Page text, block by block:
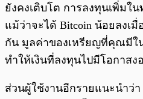
ยังคงเติบโต การลงทุนเพิ่มใ
แม้ว่าจะได้ Bitcoin น้อยลงเ
กัน มูลค่าของเหรียญที่คุณมีใ
ทำให้เงินที่ลงทุนไปมีโอกาสง
ส่วนผู้ใช้งานอีกรายแนะนำว่